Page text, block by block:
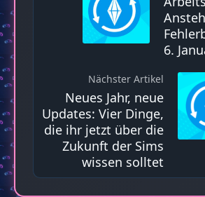
6.
Nächster Artikel
Neues Jahr, neue
Updates: Vier Dinge,
die ihr jetzt über die
Zukunft der Sims
wissen solltet